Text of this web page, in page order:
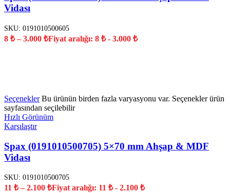
Vidası
SKU: 0191010500605
8 ₺ –3.000 ₺Fiyat aralığı: 8 ₺ - 3.000 ₺
Seçenekler Bu ürünün birden fazla varyasyonu var. Seçenekler ürün
sayfasından seçilebilir
Hızlı Görünüm
Karşılaştır
Spax (0191010500705) 5×70 mm Ahşap & MDF
Vidası
SKU: 0191010500705
11 ₺ –2.100 ₺Fiyat aralığı: 11 ₺ - 2.100 ₺